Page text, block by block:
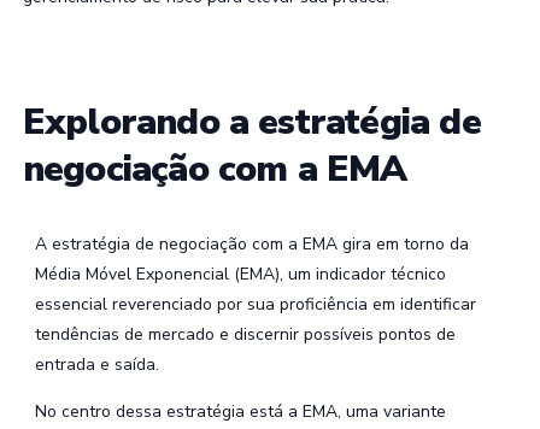
Explorando a estratégia de
negociação com a EMA
A estratégia de negociação com a EMA gira em torno da
Média Móvel Exponencial (EMA), um indicador técnico
essencial reverenciado por sua proficiência em identificar
tendências de mercado e discernir possíveis pontos de
entrada e saída.
No centro dessa estratégia está a EMA, uma variante